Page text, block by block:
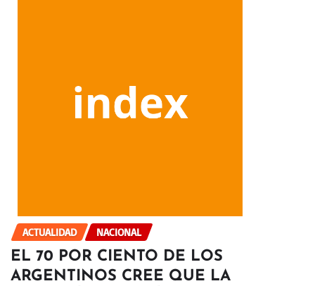
ACTUALIDAD NACIONAL
EL 70 POR CIENTO DE LOS
ARGENTINOS CREE QUE LA